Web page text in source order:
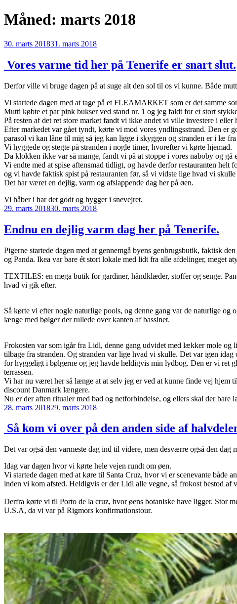
Måned: marts 2018
Udgivet
30. marts 201831. marts 2018
​ Vores varme tid her på Tenerife er snart slut.
Derfor ville vi bruge dagen på at suge alt den sol til os vi kunne. Både
Vi startede dagen med at tage på et FLEAMARKET som er det samme
Mutti købte et par pink bukser ved stand nr. 1 og jeg faldt for et stort
På resten af det ret store market fandt vi ikke andet vi ville investere i eller
Efter markedet var gået tyndt, kørte vi mod vores yndlingsstrand. Den er
parasol vi kan låne til mig så jeg kan ligge i skyggen og stranden er i læ
Vi hyggede og stegte på stranden i nogle timer, hvorefter vi kørte hjemad.
Da klokken ikke var så mange, fandt vi på at stoppe i vores naboby og
Vi endte med at spise aftensmad tidligt, og havde derfor restauranten
og vi havde faktisk spist på restauranten før, så vi vidste lige hvad vi skulle
Det har været en dejlig, varm og afslappende dag her på øen.
Vi håber i har det godt og hygger i snevejret.
Udgivet
29. marts 201830. marts 2018
Endnu en dejlig varm dag her på Tenerife.
Pigerne startede dagen med at gennemgå byens genbrugsbutik, faktisk
og Panda. Ikea var bare ét stort lokale med lidt fra alle afdelinger, meget
TEXTILES: en mega butik for gardiner, håndklæder, stoffer og senge.
hvad vi gik efter.
Så kørte vi efter nogle naturlige pools, og denne gang var de naturlige
længe med bølger der rullede over kanten af bassinet.
Frokosten var som igår fra Lidl, denne gang udvidet med lækker mole og
tilbage fra stranden. Og stranden var lige hvad vi skulle. Det var igen
for hyggeligt i bølgerne og jeg havde heldigvis min lydbog. Den er vi ret
terrassen.
Vi har nu været her så længe at at selv jeg er ved at kunne finde vej
discount Danmark længere.
Nu er der aften ritualer med bad og netforbindelse, og ellers skal der
Udgivet
28. marts 201829. marts 2018
Så kom vi over på den anden side af
Det var også den varmeste dag ind til videre, men desværre også den
Idag var dagen hvor vi kørte hele vejen rundt om øen.
Vi startede dagen med at køre til Santa Cruz, hvor vi er scenevante
inden vi kom afsted. Heldigvis er der Lidl alle vegne, så frokost bestod af
Derfra kørte vi til Porto de la cruz, hvor øens botaniske have ligger. Stor
U.S.A, da vi var på Rigmors konfirmationstour.